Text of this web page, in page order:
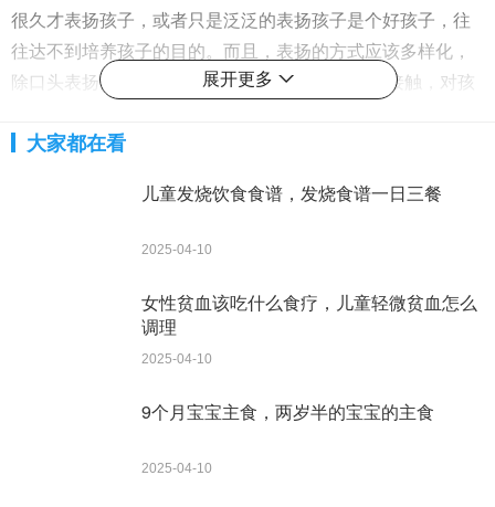
很久才表扬孩子，或者只是泛泛的表扬孩子是个好孩子，往
往达不到培养孩子的目的。而且，表扬的方式应该多样化，
除口头表扬外，家长拥抱、亲吻 等身体上的亲昵接触，对孩
易过多。此外，家长可以在游戏中故意输给孩子，激发孩子
很多家长认为，表扬孩子可以多多益善，实际上并不是这
样。心理学研究表明，间隔的无规律表扬更容易塑造孩子的
行为，而且更能让孩子持之以恒，从而形成稳 定的行为习
惯。若每次都表扬孩子，孩子可能就会因为某一次没有得到
到表扬，那他们就会因为想受到表 扬而做得更好。
展开更多
大家都在看
儿童发烧饮食食谱，发烧食谱一日三餐
2025-04-10
女性贫血该吃什么食疗，儿童轻微贫血怎么
调理
2025-04-10
9个月宝宝主食，两岁半的宝宝的主食
2025-04-10